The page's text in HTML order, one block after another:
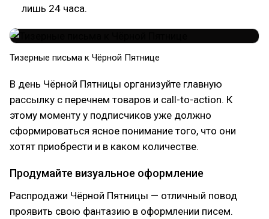
лишь 24 часа.
Тизерные письма к Чёрной Пятнице
В день Чёрной Пятницы организуйте главную
рассылку с перечнем товаров и call-to-action. К
этому моменту у подписчиков уже должно
сформироваться ясное понимание того, что они
хотят приобрести и в каком количестве.
Продумайте визуальное оформление
Распродажи Чёрной Пятницы — отличный повод
проявить свою фантазию в оформлении писем.